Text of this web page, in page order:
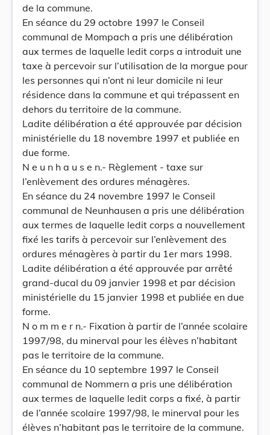
de la commune.
En séance du 29 octobre 1997 le Conseil
communal de Mompach a pris une délibération
aux termes de laquelle ledit corps a introduit une
taxe à percevoir sur l’utilisation de la morgue pour
les personnes qui n’ont ni leur domicile ni leur
résidence dans la commune et qui trépassent en
dehors du territoire de la commune.
Ladite délibération a été approuvée par décision
ministérielle du 18 novembre 1997 et publiée en
due forme.
N e u n h a u s e n.- Règlement - taxe sur
l’enlèvement des ordures ménagères.
En séance du 24 novembre 1997 le Conseil
communal de Neunhausen a pris une délibération
aux termes de laquelle ledit corps a nouvellement
fixé les tarifs à percevoir sur l’enlèvement des
ordures ménagères à partir du 1er mars 1998.
Ladite délibération a été approuvée par arrêté
grand-ducal du 09 janvier 1998 et par décision
ministérielle du 15 janvier 1998 et publiée en due
forme.
N o m m e r n.- Fixation à partir de l’année scolaire
1997/98, du minerval pour les élèves n’habitant
pas le territoire de la commune.
En séance du 10 septembre 1997 le Conseil
communal de Nommern a pris une délibération
aux termes de laquelle ledit corps a fixé, à partir
de l’année scolaire 1997/98, le minerval pour les
élèves n’habitant pas le territoire de la commune.